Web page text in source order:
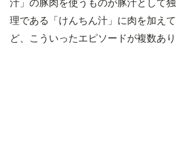
汁」の豚肉を使うものが豚汁として
理である「けんちん汁」に肉を加え
ど、こういったエピソードが複数あり